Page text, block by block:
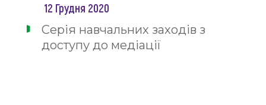
12 Грудня 2020
Серія навчальних заходів з
доступу до медіації